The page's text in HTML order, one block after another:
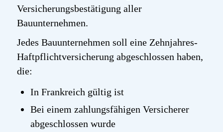
Versicherungsbestätigung aller
Bauunternehmen.
Jedes Bauunternehmen soll eine Zehnjahres-
Haftpflichtversicherung abgeschlossen haben,
die:
In Frankreich gültig ist
Bei einem zahlungsfähigen Versicherer
abgeschlossen wurde